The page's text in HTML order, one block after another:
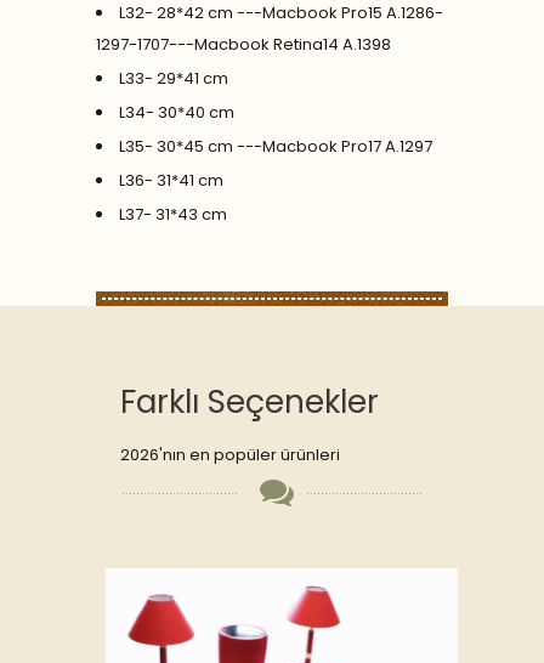
L32- 28*42 cm ---Macbook Pro15 A.1286-
1297-1707---Macbook Retina14 A.1398
L33- 29*41 cm
L34- 30*40 cm
L35- 30*45 cm ---Macbook Pro17 A.1297
L36- 31*41 cm
L37- 31*43 cm
Farklı Seçenekler
2026'nın en popüler ürünleri